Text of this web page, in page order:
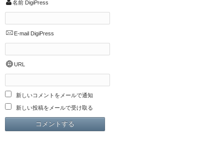
名前 DigiPress
E-mail DigiPress
URL
新しいコメントをメールで通知
新しい投稿をメールで受け取る